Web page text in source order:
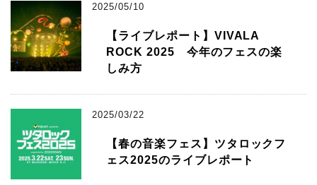
2025/05/10
【ライブレポート】VIVALA
ROCK 2025 今年のフェスの楽
しみ方
2025/03/22
【春の音楽フェス】ツタロックフ
ェス2025のライブレポート